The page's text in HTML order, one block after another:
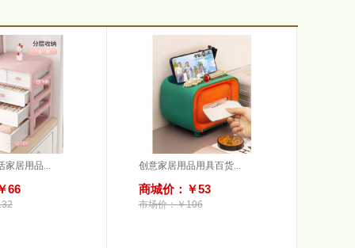
家居用品...
66
创意家居用品用具百货...
商城价：￥53
市场价：￥106